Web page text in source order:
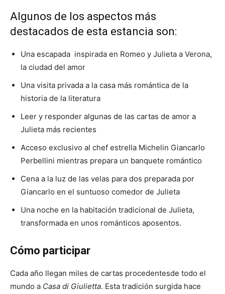
Algunos de los aspectos más
destacados de esta estancia son:
Una escapada inspirada en Romeo y Julieta a Verona,
la ciudad del amor
Una visita privada a la casa más romántica de la
historia de la literatura
Leer y responder algunas de las cartas de amor a
Julieta más recientes
Acceso exclusivo al chef estrella Michelin Giancarlo
Perbellini mientras prepara un banquete romántico
Cena a la luz de las velas para dos preparada por
Giancarlo en el suntuoso comedor de Julieta
Una noche en la habitación tradicional de Julieta,
transformada en unos románticos aposentos.
Cómo participar
Cada año llegan miles de cartas procedentesde todo el
mundo a Casa di Giulietta. Esta tradición surgida hace